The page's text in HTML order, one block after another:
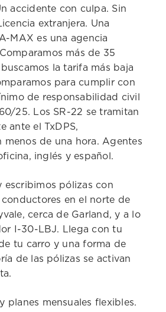
accidente con culpa. Sin
extranjera. Una
MAX es una agencia
más de 35
la tarifa más baja
para cumplir con
de responsabilidad civil
25. Los SR-22 se tramitan
ante el TxDPS,
menos de una hora. Agentes
inglés y español.
escribimos pólizas con
en el norte de
cerca de Garland, y a lo
I-30-LBJ. Llega con tu
tu carro y una forma de
de las pólizas se activan
planes mensuales flexibles.